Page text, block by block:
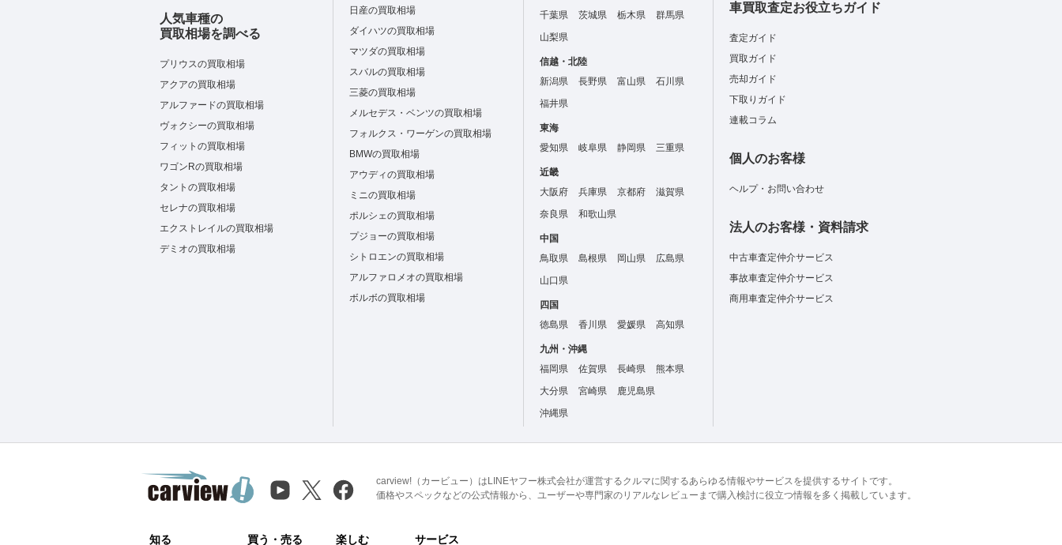
人気車種の
買取相場を調べる
プリウスの買取相場
アクアの買取相場
アルファードの買取相場
ヴォクシーの買取相場
フィットの買取相場
ワゴンRの買取相場
タントの買取相場
セレナの買取相場
エクストレイルの買取相場
デミオの買取相場
日産の買取相場
ダイハツの買取相場
マツダの買取相場
スバルの買取相場
三菱の買取相場
メルセデス・ベンツの買取相場
フォルクス・ワーゲンの買取相場
BMWの買取相場
アウディの買取相場
ミニの買取相場
ポルシェの買取相場
プジョーの買取相場
シトロエンの買取相場
アルファロメオの買取相場
ボルボの買取相場
千葉県
茨城県 栃木県
群馬県
山梨県
信越・北陸
新潟県
長野県 富山県
石川県
福井県
東海
愛知県
岐阜県 静岡県 三重県
近畿
大阪府
兵庫県 京都府
滋賀県
奈良県
和歌山県
中国
鳥取県
島根県 岡山県
広島県
山口県
四国
徳島県
香川県 愛媛県 高知県
九州・沖縄
福岡県
佐賀県 長崎県
熊本県
大分県
宮崎県
鹿児島県
沖縄県
車買取査定お役立ちガイド
査定ガイド
買取ガイド
売却ガイド
下取りガイド
連載コラム
個人のお客様
ヘルプ・お問い合わせ
法人のお客様・資料請求
中古車査定仲介サービス
事故車査定仲介サービス
商用車査定仲介サービス
carview!（カービュー）はLINEヤフー株式会社が運営するクルマに関するあらゆる情報やサービスを提供するサイトです。
価格やスペックなどの公式情報から、ユーザーや専門家のリアルなレビューまで購入検討に役立つ情報を多く掲載しています。
知る 買う・売る 楽しむ サービス